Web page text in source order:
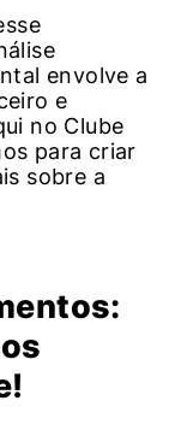
envolve a
e
no Clube
para criar
sobre a